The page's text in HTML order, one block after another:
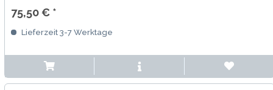
75,50 € *
Lieferzeit 3-7 Werktage